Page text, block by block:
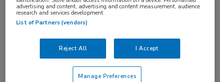
gerandomiseerde klinische onderzoeken, is
gepubliceerd inNature Medicine.
De meest ingrijpende wijziging in het bijgewerkte
behandelalgoritme voor obesitascomplicaties
betreft de behandeling van metabole
advertising and content, advertising and content measurement, audience
research and services development.
List of Partners (vendors)
Reject All I Accept
Manage Preferences